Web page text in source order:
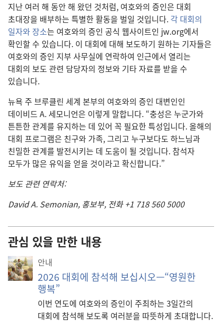
지난 여러 해 동안 해 왔던 것처럼, 여호와의 증인은 대회
초대장을 배부하는 특별한 활동을 벌일 것입니다. 각 대회의
일자와 장소는 여호와의 증인 공식 웹사이트인 jw.org에서
확인할 수 있습니다. 이 대회에 대해 보도하기 원하는 기자들은
여호와의 증인 지부 사무실에 연락하여 인근에서 열리는
대회의 보도 관련 담당자의 정보와 기타 자료를 받을 수
있습니다.
뉴욕 주 브루클린 세계 본부의 여호와의 증인 대변인인
데이비드 A. 세모니언은 이렇게 말합니다. “충성은 누군가와
튼튼한 관계를 유지하는 데 있어 꼭 필요한 특성입니다. 올해의
대회 프로그램은 친구와 가족, 그리고 누구보다도 하느님과
친밀한 관계를 발전시키는 데 도움이 될 것입니다. 참석자
모두가 많은 유익을 얻을 것이라고 확신합니다.”
보도 관련 연락처:
David A. Semonian, 홍보부, 전화 +1 718 560 5000
관심 있을 만한 내용
안내
2026 대회에 참석해 보십시오—“영원한
행복”
이번 연도에 여호와의 증인이 주최하는 3일간의
대회에 참석해 보도록 여러분을 따뜻하게 초대합니다.